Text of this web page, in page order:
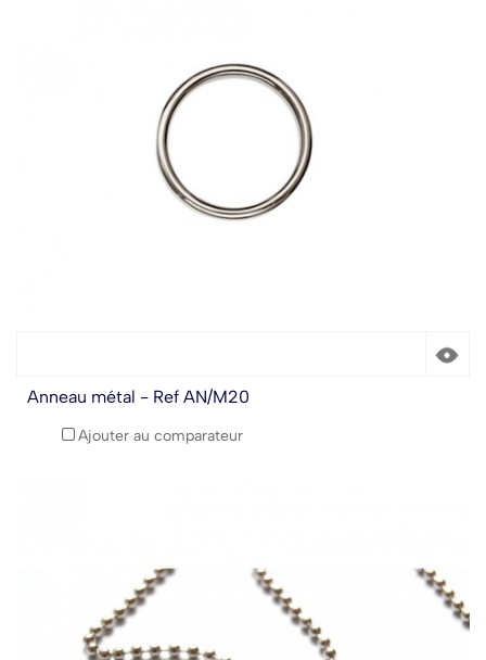
Anneau métal - Ref AN/M20
Ajouter au comparateur